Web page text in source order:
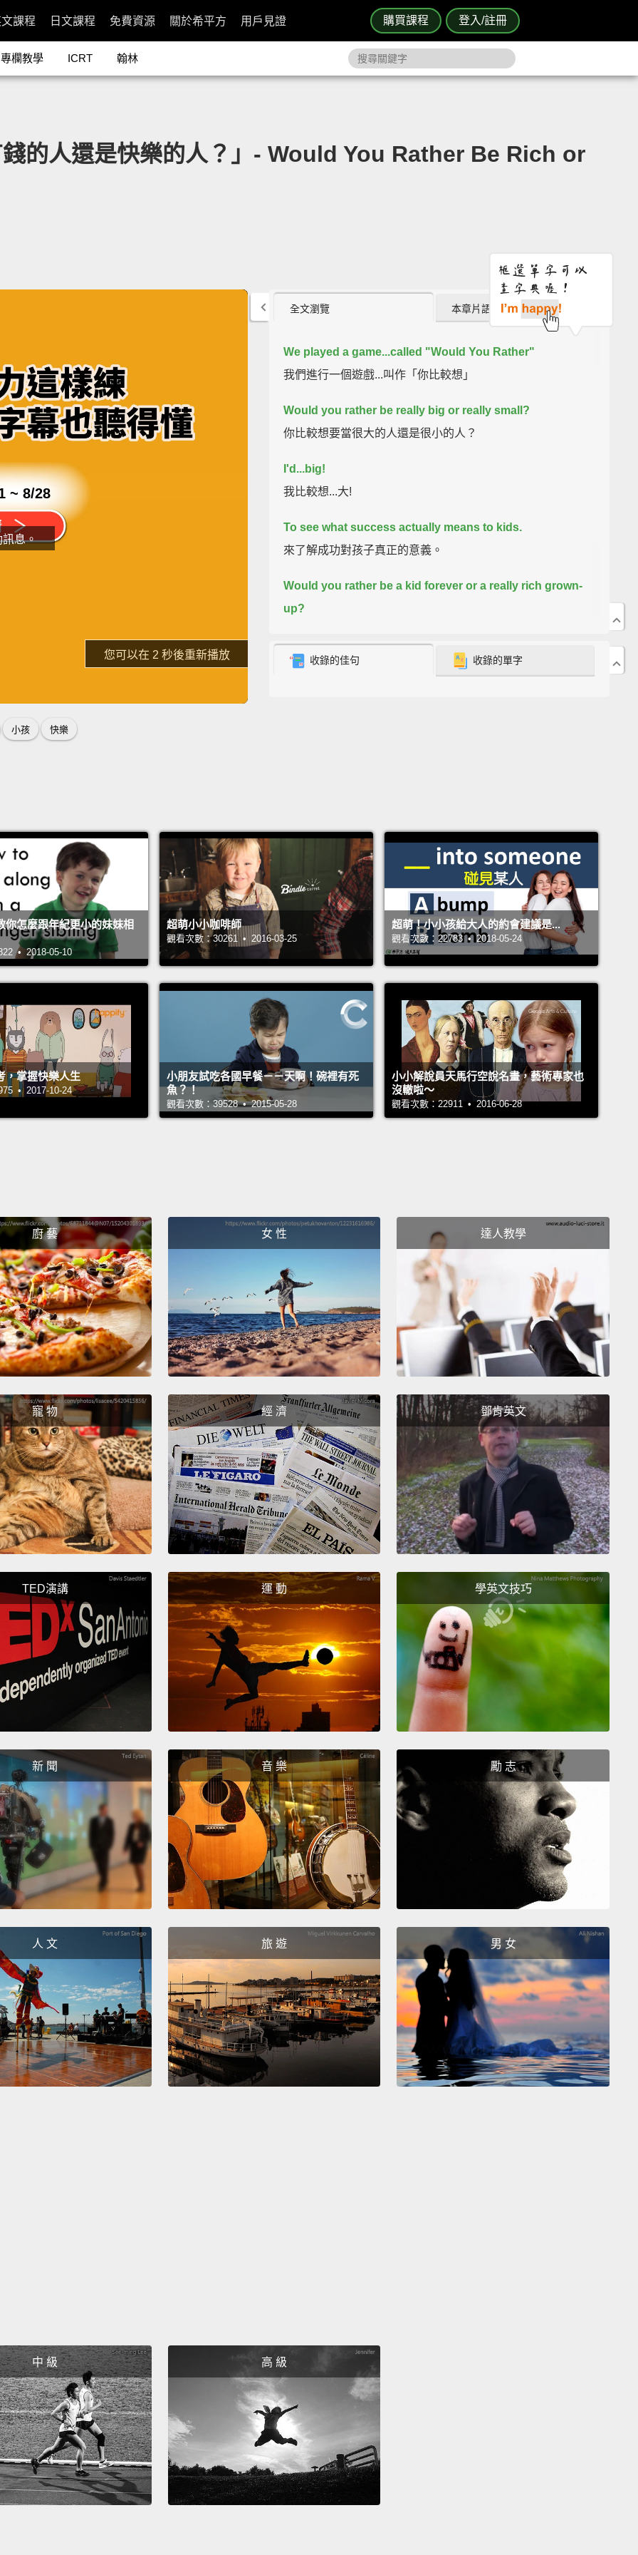
購買課程 登入/註冊
課程 日文課程 免費資源 關於希平方 用戶見證
專欄教學 ICRT 翰林
的人還是快樂的人？」- Would You Rather Be Rich or
息。
~ 8/28
重新播放
了解詳情
小孩 快樂
全文瀏覽 本章片語 (1)
We played a game...called "Would You Rather"
我們進行一個遊戲...叫作「你比較想」
Would you rather be really big or really small?
你比較想要當很大的人還是很小的人？
I'd...big!
我比較想...大!
To see what success actually means to kids.
來了解成功對孩子真正的意義。
Would you rather be a kid forever or a really rich grown-
up?
Very rich.
Really rich people do—all they do is run and be happy
because they have a lot of money!
很有錢的人－－他們做的事就只有跑來跑去然後很開心，因為
他們有很多很多錢!
The children are not rich.
小朋友沒有錢。
Like, is Ariana Grande rich?
像是，Ariana Grande 有錢嗎？
Being famous is cool.
有名超酷的。
That's success, like, you know... I don't know if it is. Is it?
Would you rather have all the money in the world and not
or have a lot of friends and no money at
all?
你比較想擁有全世界的財富然後沒有半個朋友，還是有很多朋
友但沒半毛錢？
Lots of friends.
Friends.
朋友。
Because I love my friends.
因為我愛我的朋友。
You do?
Yeah! And I'll come to them every day—every single day
except a school day.
對啊!而且我每天都會找他們－－每天，除了上學日外。
Pssh! They can give me money...from their moms.
can trick their moms.
哈!我朋友可以給我錢...從他們媽媽那拿。他們可以騙媽媽。
Would you rather be successful because you're rich
because you're happy?
你比較想要因為富有而成功，還是因為快樂而成功？
Being happy with what I am instead of wanting something
more. Sometimes I am successful and sometimes I'm not.
滿意我的樣子而非想要更多。有時候我是成功的，有時候則
不。
I'd rather be happy then.
那我比較想要快樂。
I wanna be happy.
我想要快樂。
快樂，毫無疑問。
成功的意義就是快樂。
So maybe...success and happiness are the same thing.
所以或許...成功和快樂是同件事。
收錄的佳句 收錄的單字
你怎麼跟年紀更小的妹妹相
• 2018-05-10
超萌小小咖啡師
觀看次數：30261 • 2016-03-25
超萌！小小孩給大人的約會建議是...
觀看次數：22783 • 2018-05-24
，掌握快樂人生
• 2017-10-24
小朋友試吃各國早餐－－天啊！碗裡有死
魚？！
觀看次數：39528 • 2015-05-28
小小解說員天馬行空說名畫，藝術專家也
沒轍啦～
觀看次數：22911 • 2016-06-28
廚 藝 女 性 達人教學
寵 物 經 濟 鄧肯英文
TED演講 運 動 學英文技巧
新 聞 音 樂 勵 志
人 文 旅 遊 男 女
中 級 高 級